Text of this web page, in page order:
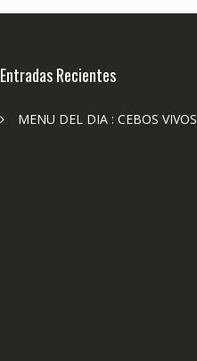
Entradas Recientes
MENU DEL DIA : CEBOS VIVOS